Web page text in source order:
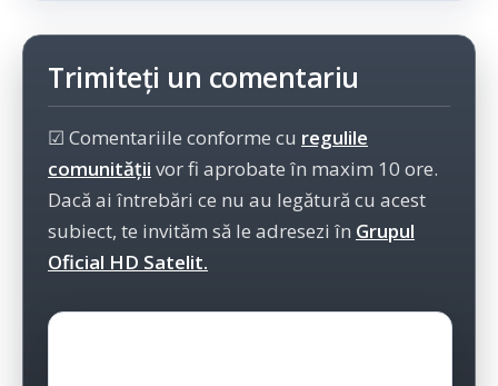
Trimiteți un comentariu
☑ Comentariile conforme cu regulile
comunității vor fi aprobate în maxim 10 ore.
Dacă ai întrebări ce nu au legătură cu acest
subiect, te invităm să le adresezi în Grupul
Oficial HD Satelit.